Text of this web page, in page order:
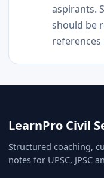
aspirants.
should be
references
LearnPro Civil
Structured coaching,
notes for UPSC, JPSC